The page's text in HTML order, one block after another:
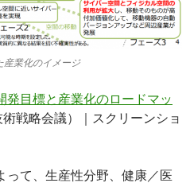
産業化のイメージ
発目標と産業化のロードマッ
戦略会議）｜スクリーンショ
って、生産性分野、健康／医